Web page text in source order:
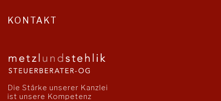
KONTAKT
Die Stärke unserer Kanzlei
ist unsere Kompetenz